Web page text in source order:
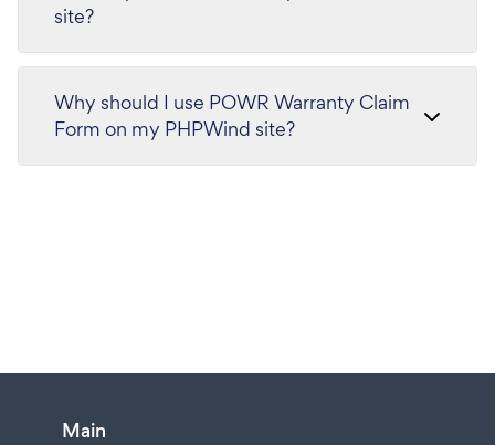
site?
Why should I use POWR Warranty Claim
Form on my PHPWind site?
Main